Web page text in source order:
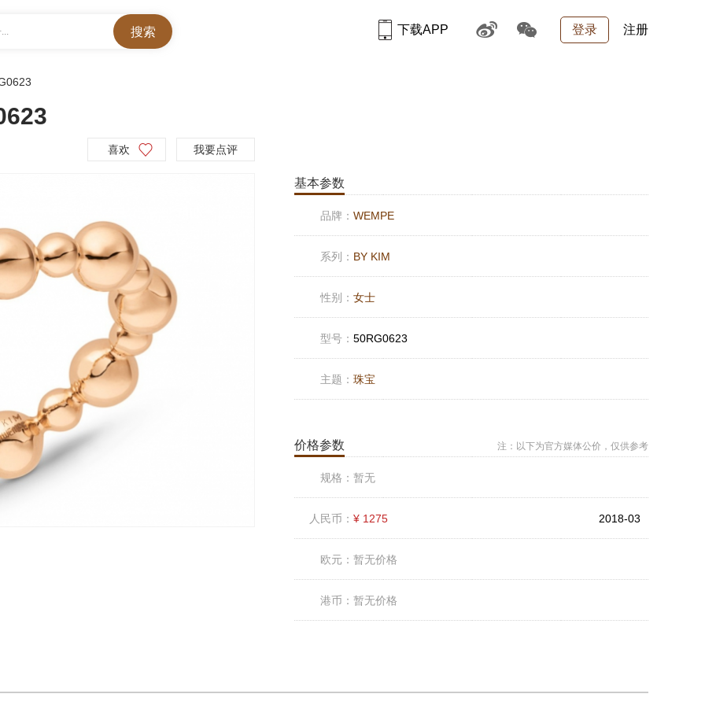
登录 注册
下载APP
喜欢 我要点评
基本参数
品牌： WEMPE
系列： BY KIM
性别： 女士
型号： 50RG0623
主题： 珠宝
价格参数 注：以下为官方媒体公价，仅供参考
规格： 暂无
人民币： ¥ 1275 2018-03
欧元： 暂无价格
港币： 暂无价格